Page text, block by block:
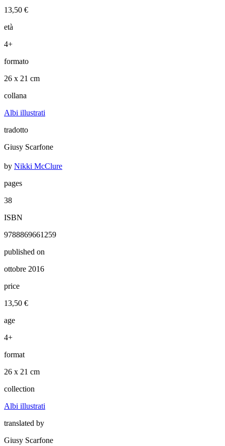
13,50 €
età
4+
formato
26 x 21 cm
collana
Albi illustrati
tradotto
Giusy Scarfone
by Nikki McClure
pages
38
ISBN
9788869661259
published on
ottobre 2016
price
13,50 €
age
4+
format
26 x 21 cm
collection
Albi illustrati
translated by
Giusy Scarfone